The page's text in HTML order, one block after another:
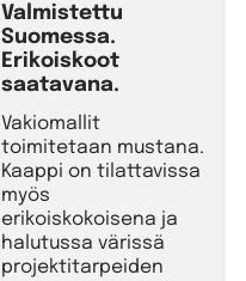
Valmistettu
Suomessa.
Erikoiskoot
saatavana.
Vakiomallit
toimitetaan mustana.
Kaappi on tilattavissa
myös
erikoiskokoisena ja
halutussa värissä
projektitarpeiden